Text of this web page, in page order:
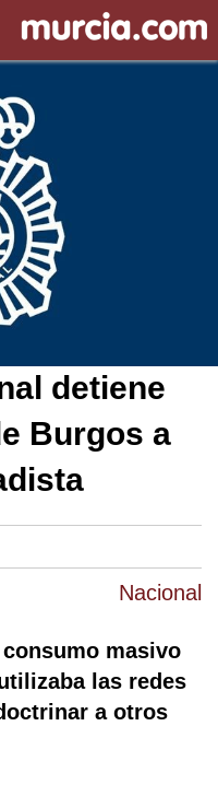
Nacional
detiene
Burgos a
masivo
las redes
a otros